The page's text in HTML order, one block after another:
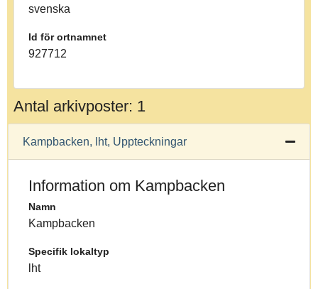
svenska
Id för ortnamnet
927712
Antal arkivposter: 1
Kampbacken, lht, Uppteckningar
Information om Kampbacken
Namn
Kampbacken
Specifik lokaltyp
lht